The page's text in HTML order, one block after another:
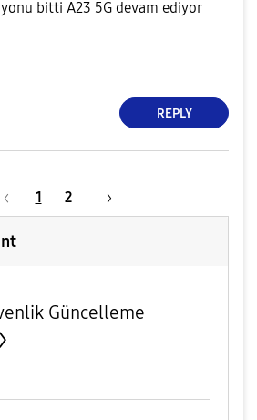
bitti A23 5G devam ediyor
REPLY
1 2
Güncelleme